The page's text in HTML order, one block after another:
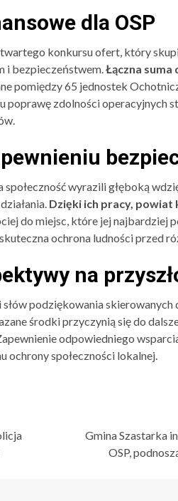
dla OSP
konkursu ofert, który
i bezpieczeństwem.Łączna suma
pomiędzy 65 jednostek
poprawę zdolności operacyjnych
wyrazili głęboką
Dzięki ich pracy,
do miejsc, które jej najbardziej
ochrona ludności przed
na
podziękowania
środki przyczynią się do
odpowiedniego
ochrony społeczności lokalnej.
Gmina Szastarka
OSP,